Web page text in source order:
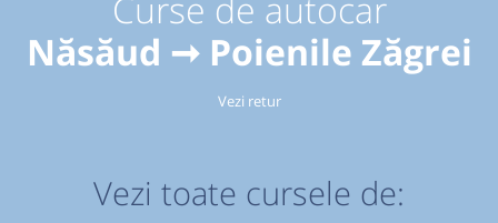
Năsăud ➞ Poienile Zăgrei
Vezi retur
Vezi toate cursele de: